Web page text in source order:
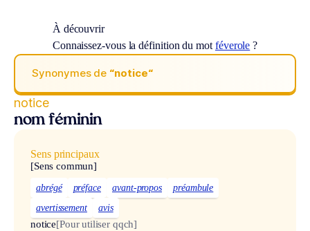
À découvrir
Connaissez-vous la définition du mot féverole ?
Synonymes de “notice“
notice
nom féminin
Sens principaux
[Sens commun]
abrégé préface avant-propos
préambule
avertissement
avis
notice[Pour utiliser qqch]